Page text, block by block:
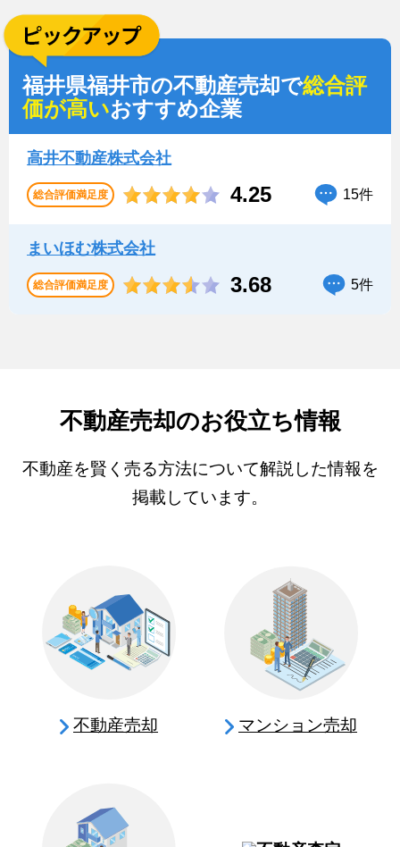
福井県福井市の不動産売却で総合評
価が高いおすすめ企業
高井不動産株式会社
総合評価満足度 4.25 15件
まいほむ株式会社
総合評価満足度 3.68 5件
不動産売却のお役立ち情報
不動産を賢く売る方法について解説した情報を
掲載しています。
不動産売却 マンション売却